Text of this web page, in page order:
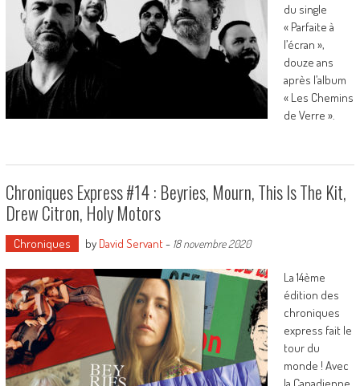
du single
« Parfaite à
l’écran »,
douze ans
après l’album
« Les Chemins
de Verre ».
Chroniques Express #14 : Beyries, Mourn, This Is The Kit,
Drew Citron, Holy Motors
Chroniques by David Servant- 18 novembre 2020
La 14ème
édition des
chroniques
express fait le
tour du
monde ! Avec